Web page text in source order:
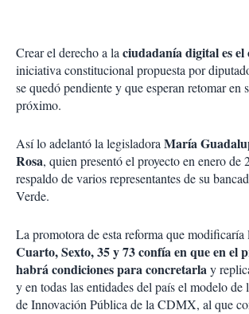
Crear el derecho a laciudadanía digital es el
iniciativa constitucional propuesta por
se quedó pendiente y que esperan retomar en
próximo.
Así lo adelantó la legisladoraMaría
Rosa, quien presentó el proyecto en enero de
respaldo de varios representantes de su
Verde.
La promotora de esta reforma que modificaría
Cuarto, Sexto, 35 y 73 confía en que en el
habrá condiciones para concretarlay
y en todas las entidades del país el modelo
de Innovación Pública de la CDMX, al que